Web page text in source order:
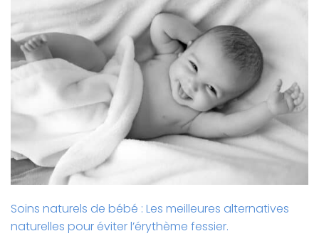
Soins naturels de bébé : Les meilleures alternatives
naturelles pour éviter l’érythème fessier.